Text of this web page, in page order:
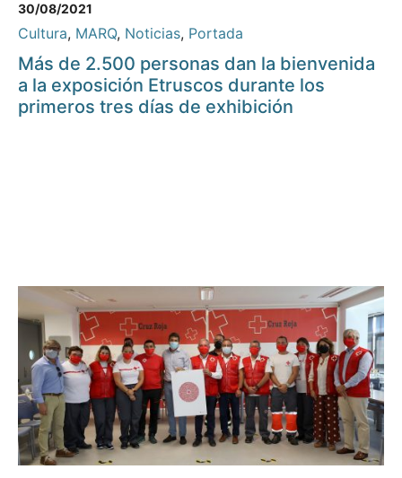
30/08/2021
Cultura, MARQ, Noticias, Portada
Más de 2.500 personas dan la bienvenida
a la exposición Etruscos durante los
primeros tres días de exhibición